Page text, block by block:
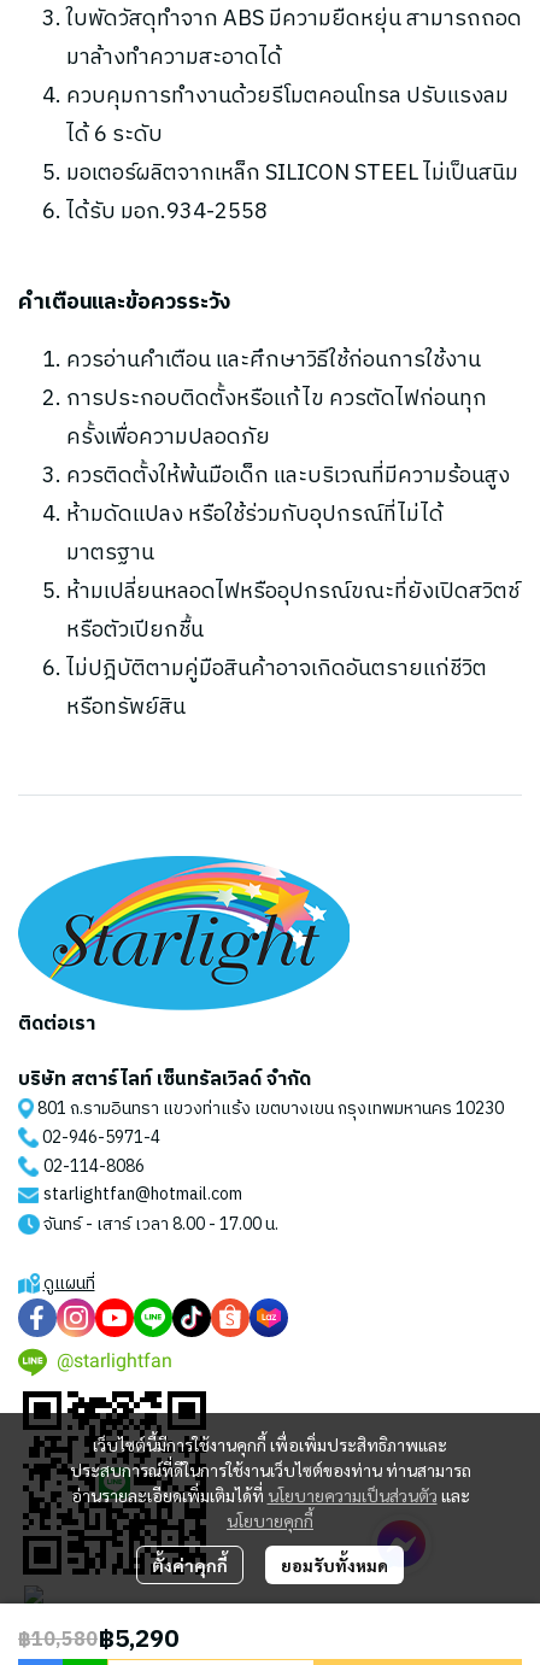
ใบพัดวัสดุทำจาก ABS มีความยืดหยุ่น สามารถถอด
มาล้างทำความสะอาดได้
ควบคุมการทำงานด้วยรีโมตคอนโทรล ปรับแรงลม
ได้ 6 ระดับ
มอเตอร์ผลิตจากเหล็ก SILICON STEEL ไม่เป็นสนิม
ได้รับ มอก.934-2558
คำเตือนและข้อควรระวัง
ควรอ่านคำเตือน และศึกษาวิธีใช้ก่อนการใช้งาน
การประกอบติดตั้งหรือแก้ไข ควรตัดไฟก่อนทุก
ครั้งเพื่อความปลอดภัย
ควรติดตั้งให้พ้นมือเด็ก และบริเวณที่มีความร้อนสูง
ห้ามดัดแปลง หรือใช้ร่วมกับอุปกรณ์ที่ไม่ได้
มาตรฐาน
ห้ามเปลี่ยนหลอดไฟหรืออุปกรณ์ขณะที่ยังเปิดสวิตช์
หรือตัวเปียกชื้น
ไม่ปฎิบัติตามคู่มือสินค้าอาจเกิดอันตรายแก่ชีวิต
หรือทรัพย์สิน
฿10,580฿5,290
เว็บไซต์นี้มีการใช้งานคุกกี้ เพื่อเพิ่มประสิทธิภาพและ
ประสบการณ์ที่ดีในการใช้งานเว็บไซต์ของท่าน ท่านสามารถ
อ่านรายละเอียดเพิ่มเติมได้ที่ นโยบายความเป็นส่วนตัว และ
นโยบายคุกกี้
ตั้งค่าคุกกี้ ยอมรับทั้งหมด
ติดต่อเรา
บริษัท สตาร์ไลท์ เซ็นทรัลเวิลด์ จำกัด
801 ถ.รามอินทรา แขวงท่าแร้ง เขตบางเขน กรุงเทพมหานคร 10230
02-946-5971-4
02-114-8086
starlightfan@hotmail.com
จันทร์ - เสาร์ เวลา 8.00 - 17.00 น.
ดูแผนที่
@starlightfan